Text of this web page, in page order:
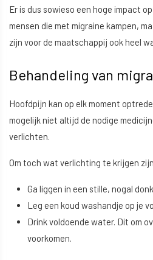
Er is dus sowieso een hoge impact
mensen die met migraine kampen,
zijn voor de maatschappij ook heel
Behandeling van
Hoofdpijn kan op elk moment
mogelijk niet altijd de nodige
verlichten.
Om toch wat verlichting te krijgen
Ga liggen in een stille, nogal
Leg een koud washandje op je
Drink voldoende water. Dit om
voorkomen.